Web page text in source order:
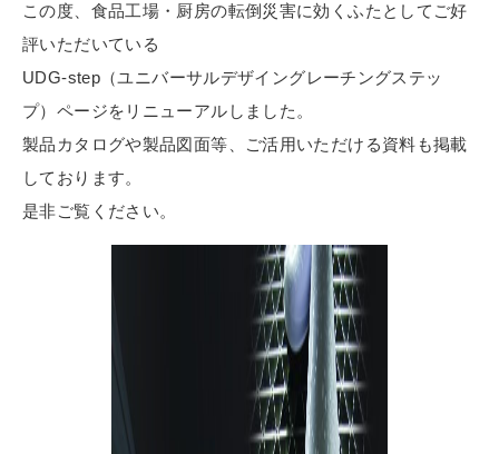
この度、食品工場・厨房の転倒災害に効くふたとしてご好
評いただいている
UDG-step（ユニバーサルデザイングレーチングステッ
プ）ページをリニューアルしました。
製品カタログや製品図面等、ご活用いただける資料も掲載
しております。
是非ご覧ください。